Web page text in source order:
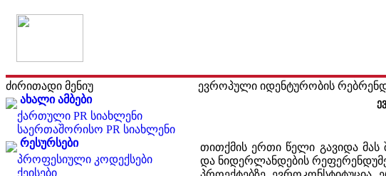
ძირითადი მენიუ
ახალი ამბები
ქართული PR სიახლენი
საერთაშორისო PR სიახლენი
რესურსები
პროფესიული კოდექსები
ქეისები
ევროპული იდენტურობის
თითქმის ერთი წელი გავიდა მას
და ნიდერლანდების